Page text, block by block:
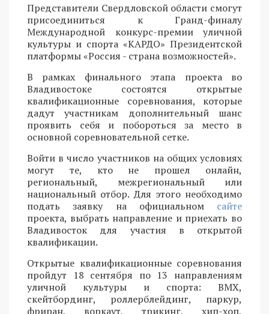
Представители Свердловской области смогут
присоединиться к Гранд-финалу
Международной конкурс-премии уличной
культуры и спорта «КАРДО» Президентской
платформы «Россия - страна возможностей».
В рамках финального этапа проекта во
Владивостоке состоятся открытые
квалификационные соревнования, которые
дадут участникам дополнительный шанс
проявить себя и побороться за место в
основной соревновательной сетке.
Войти в число участников на общих условиях
могут те, кто не прошел онлайн,
региональный, межрегиональный или
национальный отбор. Для этого необходимо
подать заявку на официальном сайте
проекта, выбрать направление и приехать во
Владивосток для участия в открытой
квалификации.
Открытые квалификационные соревнования
пройдут 18 сентября по 13 направлениям
уличной культуры и спорта: BMX,
скейтбординг, роллерблейдинг, паркур,
фриран, воркаут, трикинг, хип-хоп,